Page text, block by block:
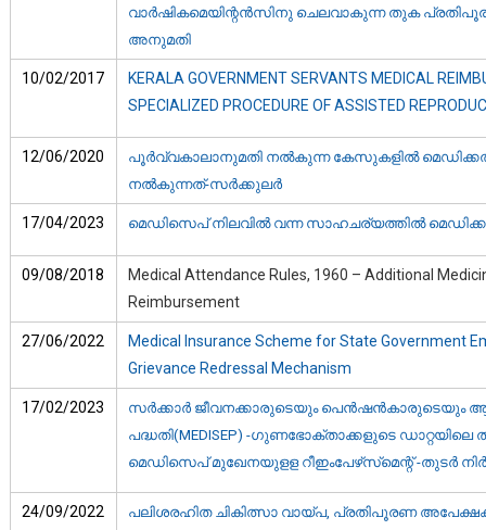
വാര്‍ഷികമെയിന്റന്‍സിനു ചെലവാകുന്ന തുക
അനുമതി
10/02/2017
KERALA GOVERNMENT SERVANTS MEDICAL
SPECIALIZED PROCEDURE OF ASSISTED
12/06/2020
പൂര്‍വ്വകാലാനുമതി നല്‍കുന്ന കേസുകളില്‍ മെഡിക്കല്‍
നല്‍കുന്നത്-സര്‍ക്കുലര്‍
17/04/2023 മെഡിസെപ് നിലവില്‍ വന്ന സാഹചര്യത്തില്‍
09/08/2018
Medical Attendance Rules, 1960 – Additional
Reimbursement
27/06/2022
Medical Insurance Scheme for State Government
Grievance Redressal Mechanism
17/02/2023
സര്‍ക്കാര്‍ ജീവനക്കാരുടെയും
പദ്ധതി(MEDISEP) -ഗുണഭോക്താക്കളുടെ
മെഡിസെപ് മുഖേനയുളള റീഇംപേഴ്‌സ്‌മെന്റ് -തുടര്‍
24/09/2022
പലിശരഹിത ചികിത്സാ വായ്പ, പ്രതിപൂരണ